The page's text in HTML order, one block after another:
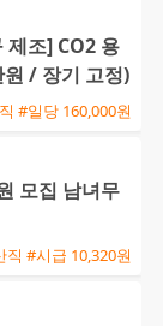
제조] CO2 용
/ 장기 고정)
#일당 160,000원
모집 남녀무
#시급 10,320원